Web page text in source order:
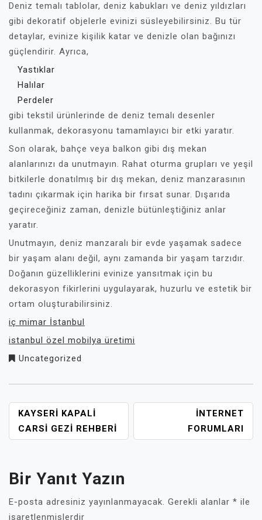
Deniz temalı tablolar, deniz kabukları ve deniz yıldızları
gibi dekoratif objelerle evinizi süsleyebilirsiniz. Bu tür
detaylar, evinize kişilik katar ve denizle olan bağınızı
güçlendirir. Ayrıca,
Yastıklar
Halılar
Perdeler
gibi tekstil ürünlerinde de deniz temalı desenler
kullanmak, dekorasyonu tamamlayıcı bir etki yaratır.
Son olarak, bahçe veya balkon gibi dış mekan
alanlarınızı da unutmayın. Rahat oturma grupları ve yeşil
bitkilerle donatılmış bir dış mekan, deniz manzarasının
tadını çıkarmak için harika bir fırsat sunar. Dışarıda
geçireceğiniz zaman, denizle bütünleştiğiniz anlar
yaratır.
Unutmayın, deniz manzaralı bir evde yaşamak sadece
bir yaşam alanı değil, aynı zamanda bir yaşam tarzıdır.
Doğanın güzelliklerini evinize yansıtmak için bu
dekorasyon fikirlerini uygulayarak, huzurlu ve estetik bir
ortam oluşturabilirsiniz.
iç mimar İstanbul
istanbul özel mobilya üretimi
Uncategorized
YAZI
GEZINMESI
KAYSERI KAPALI
CARSI GEZI REHBERI
INTERNET
FORUMLARI
Bir Yanıt Yazın
E-posta adresiniz yayınlanmayacak. Gerekli alanlar * ile
işaretlenmişlerdir